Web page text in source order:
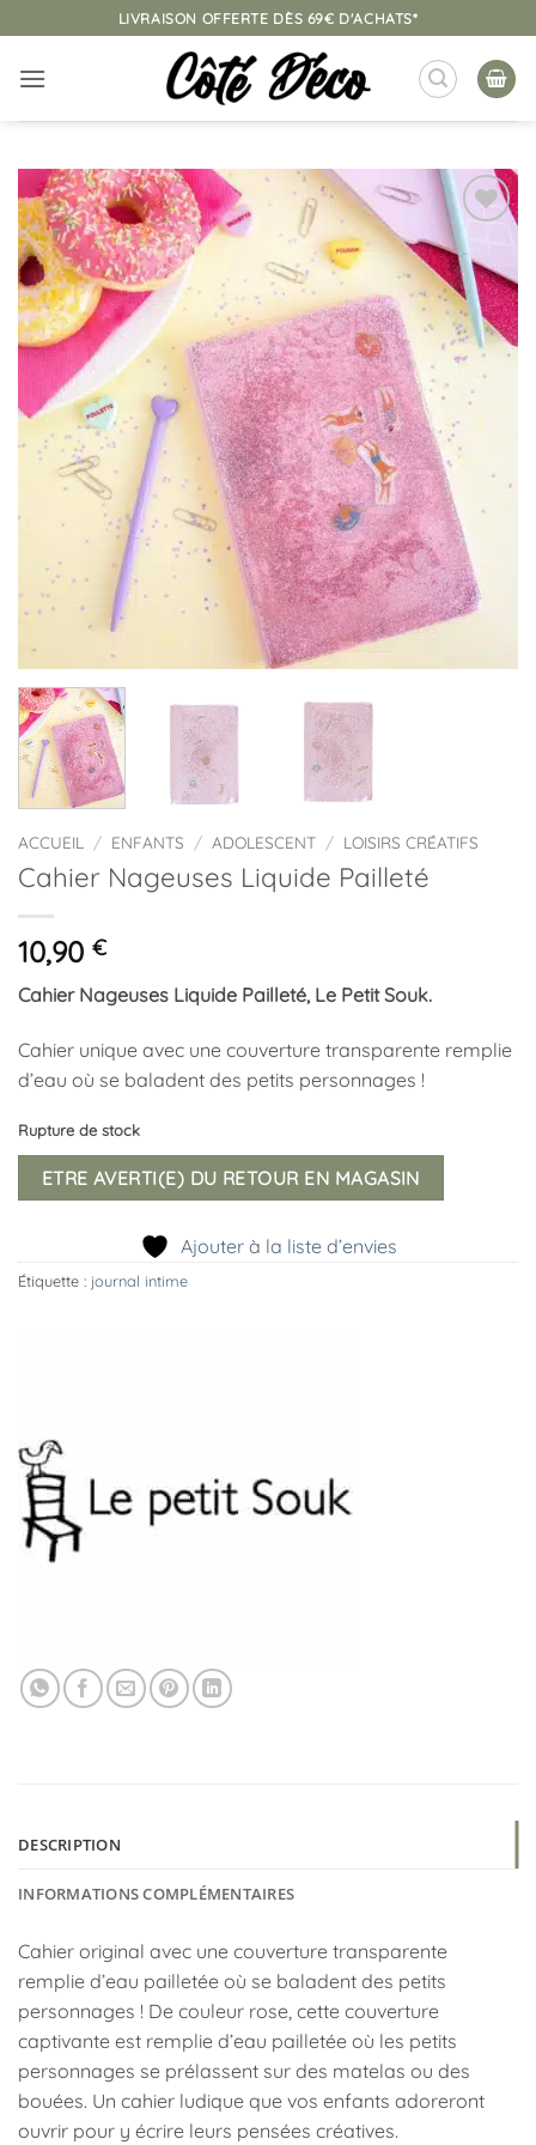
au
contenu
LIVRAISON OFFERTE DÈS 69€ D'ACHATS*
Ajouter
à la
liste
d’envies
ACCUEIL / ENFANTS / ADOLESCENT / LOISIRS CRÉATIFS
Cahier Nageuses Liquide Pailleté
10,90 €
Cahier Nageuses Liquide Pailleté, Le Petit Souk.
Cahier unique avec une couverture transparente remplie
d’eau où se baladent des petits personnages !
Rupture de stock
ETRE AVERTI(E) DU RETOUR EN MAGASIN
Ajouter à la liste d’envies
Étiquette : journal intime
DESCRIPTION
INFORMATIONS COMPLÉMENTAIRES
Cahier original avec une couverture transparente
remplie d’eau pailletée où se baladent des petits
personnages ! De couleur rose, cette couverture
captivante est remplie d’eau pailletée où les petits
personnages se prélassent sur des matelas ou des
bouées. Un cahier ludique que vos enfants adoreront
ouvrir pour y écrire leurs pensées créatives.